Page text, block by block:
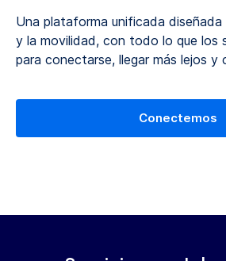
Una plataforma unificada
y la movilidad, con todo lo que los
para conectarse, llegar más lejos y
Conectemos